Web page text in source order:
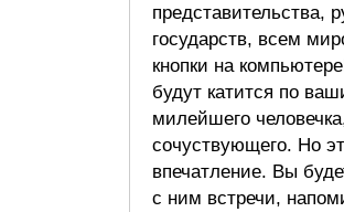
представительства,
государств, всем
кнопки на
будут катится по
милейшего
сочуствующего. Но
впечатление. Вы
с ним встречи,